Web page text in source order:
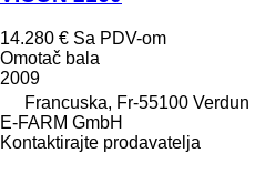
14.280 € Sa PDV-om
Omotač bala
2009
Francuska, Fr-55100 Verdun
E-FARM GmbH
Kontaktirajte prodavatelja